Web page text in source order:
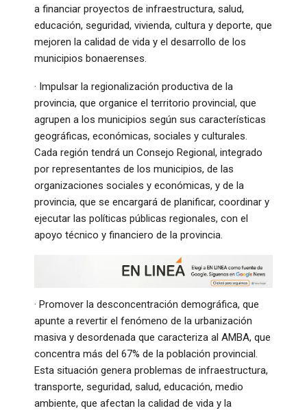
a financiar proyectos de infraestructura, salud,
educación, seguridad, vivienda, cultura y deporte, que
mejoren la calidad de vida y el desarrollo de los
municipios bonaerenses.
· Impulsar la regionalización productiva de la
provincia, que organice el territorio provincial, que
agrupen a los municipios según sus características
geográficas, económicas, sociales y culturales.
Cada región tendrá un Consejo Regional, integrado
por representantes de los municipios, de las
organizaciones sociales y económicas, y de la
provincia, que se encargará de planificar, coordinar y
ejecutar las políticas públicas regionales, con el
apoyo técnico y financiero de la provincia.
· Promover la desconcentración demográfica, que
apunte a revertir el fenómeno de la urbanización
masiva y desordenada que caracteriza al AMBA, que
concentra más del 67% de la población provincial.
Esta situación genera problemas de infraestructura,
transporte, seguridad, salud, educación, medio
ambiente, que afectan la calidad de vida y la